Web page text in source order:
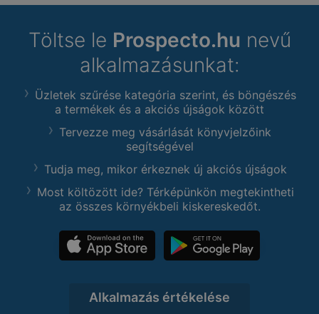
Töltse le Prospecto.hu nevű
alkalmazásunkat:
Üzletek szűrése kategória szerint, és böngészés
a termékek és a akciós újságok között
Tervezze meg vásárlását könyvjelzőink
segítségével
Tudja meg, mikor érkeznek új akciós újságok
Most költözött ide? Térképünkön megtekintheti
az összes környékbeli kiskereskedőt.
Alkalmazás értékelése